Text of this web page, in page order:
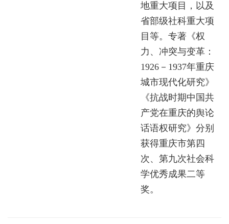
地重大项目，以及
省部级社科重大项
目等。专著《权
力、冲突与变革：
1926－1937年重庆
城市现代化研究》
《抗战时期中国共
产党在重庆的舆论
话语权研究》分别
获得重庆市第四
次、第九次社会科
学优秀成果二等
奖。